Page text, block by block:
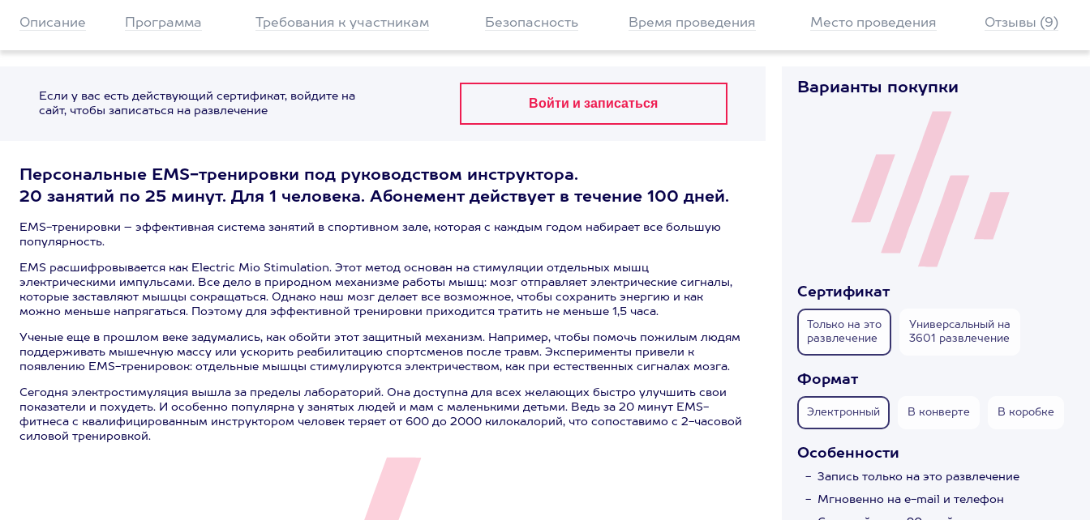
Описание Программа Требования к участникам Безопасность Время проведения Место проведения Отзывы (9)
Если у вас есть действующий сертификат, войдите на
сайт, чтобы записаться на развлечение
Персональные EMS-тренировки под руководством инструктора.
20 занятий по 25 минут. Для 1 человека. Абонемент действует в течение 100 дней.
EMS-тренировки – эффективная система занятий в спортивном зале, которая с каждым годом набирает все большую
популярность.
EMS расшифровывается как Electric Mio Stimulation. Этот метод основан на стимуляции отдельных мышц
электрическими импульсами. Все дело в природном механизме работы мышц: мозг отправляет электрические сигналы,
которые заставляют мышцы сокращаться. Однако наш мозг делает все возможное, чтобы сохранить энергию и как
можно меньше напрягаться. Поэтому для эффективной тренировки приходится тратить не меньше 1,5 часа.
Ученые еще в прошлом веке задумались, как обойти этот защитный механизм. Например, чтобы помочь пожилым людям
поддерживать мышечную массу или ускорить реабилитацию спортсменов после травм. Эксперименты привели к
появлению EMS-тренировок: отдельные мышцы стимулируются электричеством, как при естественных сигналах мозга.
Сегодня электростимуляция вышла за пределы лабораторий. Она доступна для всех желающих быстро улучшить свои
показатели и похудеть. И особенно популярна у занятых людей и мам с маленькими детьми. Ведь за 20 минут EMS-
фитнеса с квалифицированным инструктором человек теряет от 600 до 2000 килокалорий, что сопоставимо с 2-часовой
силовой тренировкой.
Варианты покупки
Сертификат
Только на это
развлечение
Универсальный на
3601 развлечение
Формат
Электронный В конверте В коробке
Особенности
Запись только на это развлечение
Мгновенно на e-mail и телефон